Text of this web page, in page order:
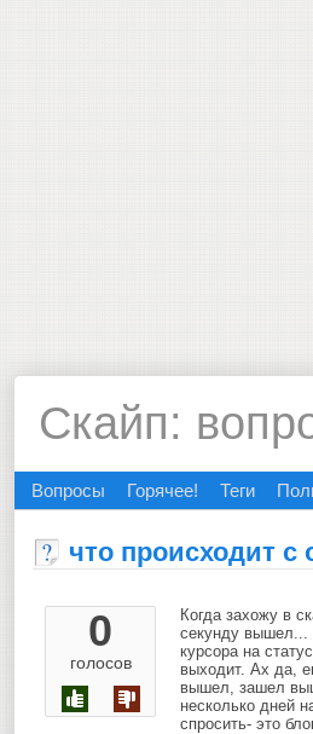
Скайп:
Вопросы Горячее! Теги
что происходит с
0
голосов
Когда захожу в
секунду вышел...
курсора на
выходит. Ах да,
вышел, зашел
несколько дней
спросить- это